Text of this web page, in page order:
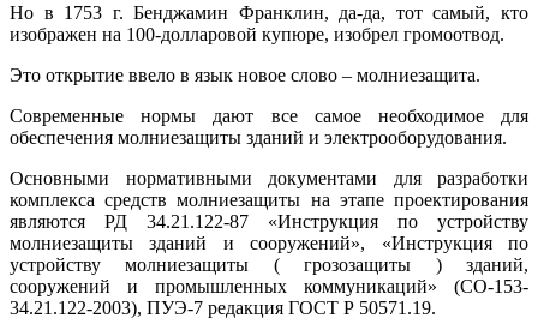
Но в 1753 г. Бенджамин Франклин, да-да, тот самый, кто
изображен на 100-долларовой купюре, изобрел громоотвод.
Это открытие ввело в язык новое слово – молниезащита.
Современные нормы дают все самое необходимое для
обеспечения молниезащиты зданий и электрооборудования.
Основными нормативными документами для разработки
комплекса средств молниезащиты на этапе проектирования
являются РД 34.21.122-87 «Инструкция по устройству
молниезащиты зданий и сооружений», «Инструкция по
устройству молниезащиты ( грозозащиты ) зданий,
сооружений и промышленных коммуникаций» (СО-153-
34.21.122-2003), ПУЭ-7 редакция ГОСТ Р 50571.19.